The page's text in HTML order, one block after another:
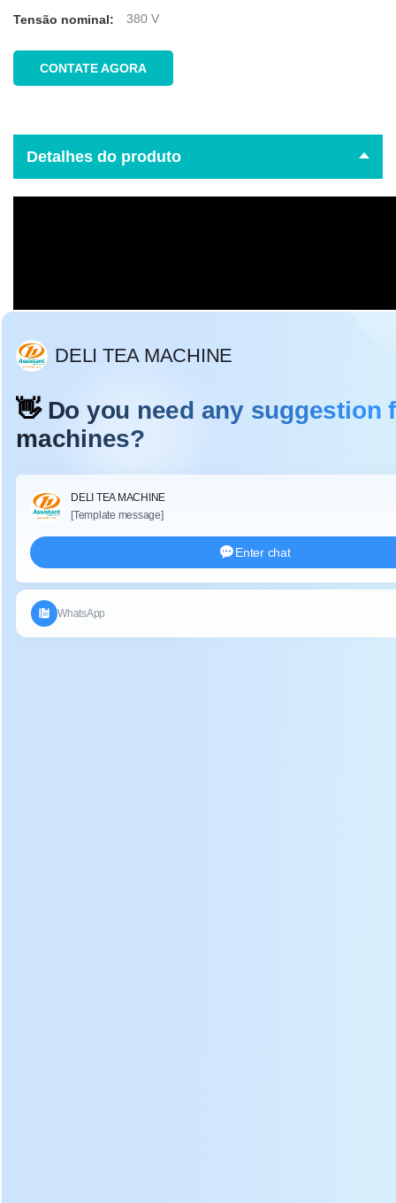
Tensão nominal: 380 V
CONTATE AGORA
Detalhes do produto
Descrição:
Pressão de Tijolo usado para moldagem de imprensa de
chá de bolo, chá de tijolo, chá de tigela, etc. fazem o chá
mais compacto e a forma do chá é boa.
Aplicação: